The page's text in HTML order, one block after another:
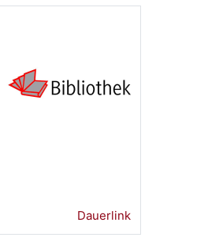
Dauerlink